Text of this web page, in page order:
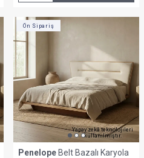
Yapay zekâ teknolojileri
kullanılmıştır.
Ön Sipariş
Penelope Belt Bazalı Karyola